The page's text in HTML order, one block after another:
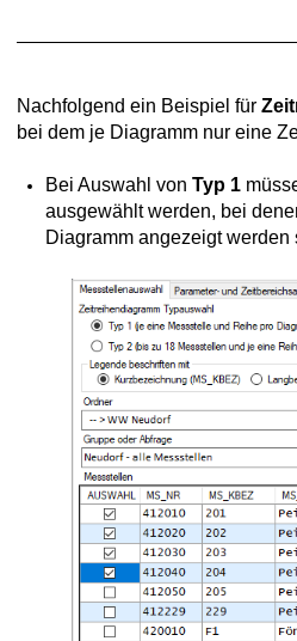
Nachfolgend ein Beispiel für
bei dem je Diagramm nur eine
Bei Auswahl von Typ 1
ausgewählt werden, bei
Diagramm angezeigt werden